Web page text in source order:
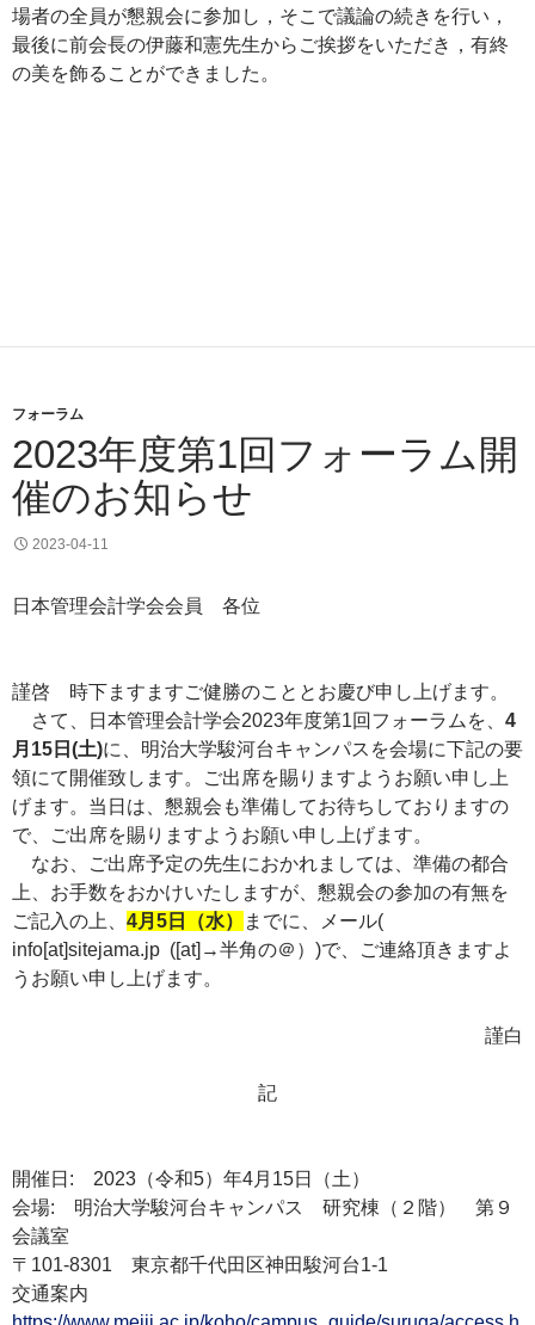
場者の全員が懇親会に参加し，そこで議論の続きを行い，
最後に前会長の伊藤和憲先生からご挨拶をいただき，有終
の美を飾ることができました。
フォーラム
2023年度第1回フォーラム開
催のお知らせ
2023-04-11
日本管理会計学会会員 各位
謹啓 時下ますますご健勝のこととお慶び申し上げます。
さて、日本管理会計学会2023年度第1回フォーラムを、 4
月15日(土)に、明治大学駿河台キャンパスを会場に下記の要
領にて開催致します。ご出席を賜りますようお願い申し上
げます。当日は、懇親会も準備してお待ちしておりますの
で、ご出席を賜りますようお願い申し上げます。
なお、ご出席予定の先生におかれましては、準備の都合
上、お手数をおかけいたしますが、懇親会の参加の有無を
ご記入の上、 4月5日（水）
までに、メール(
info[at]sitejama.jp ([at]→半角の＠）)で、ご連絡頂きますよ
うお願い申し上げます。
謹白
記
開催日: 2023（令和5）年4月15日（土）
会場: 明治大学駿河台キャンパス 研究棟（２階） 第９
会議室
〒101-8301 東京都千代田区神田駿河台1-1
交通案内